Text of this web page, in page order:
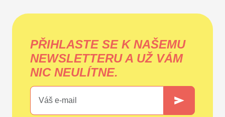
PŘIHLASTE SE K NAŠEMU
NEWSLETTERU A UŽ VÁM
NIC NEULÍTNE.